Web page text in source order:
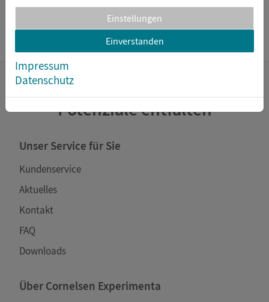
Einstellungen
Einverstanden
Impressum
Datenschutz
direkte Bestellung Ersatzteile
Potenziale entfalten
Unser Service für Sie
Kundenservice
Aktuelles
Kontakt
FAQ
Downloads
Über Cornelsen Experimenta